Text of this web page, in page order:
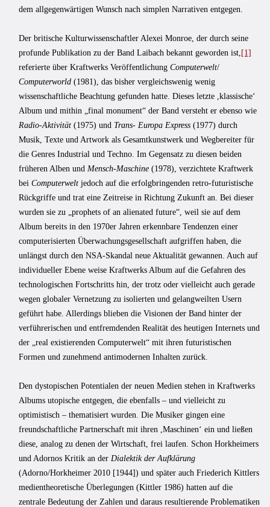
dem allgegenwärtigen Wunsch nach simplen Narrativen entgegen.
Der britische Kulturwissenschaftler Alexei Monroe, der durch seine
profunde Publikation zu der Band Laibach bekannt geworden ist, [1]
referierte über Kraftwerks Veröffentlichung Computerwelt/
Computerworld (1981), das bisher vergleichswenig wenig
wissenschaftliche Beachtung gefunden hatte. Dieses letzte ,klassischeʻ
Album und mithin „final monument“ der Band versteht er ebenso wie
Radio-Aktivität (1975) und Trans- Europa Express (1977) durch
Musik, Texte und Artwork als Gesamtkunstwerk und Wegbereiter für
die Genres Industrial und Techno. Im Gegensatz zu diesen beiden
früheren Alben und Mensch-Maschine (1978), verzichtete Kraftwerk
bei Computerwelt jedoch auf die erfolgbringenden retro-futuristische
Rückgriffe und trat eine Zeitreise in Richtung Zukunft an. Bei dieser
wurden sie zu „prophets of an alienated future“, weil sie auf dem
Album bereits in den 1970er Jahren erkennbare Tendenzen einer
computerisierten Überwachungsgesellschaft aufgriffen haben, die
unlängst durch den NSA-Skandal neue Aktualität gewannen. Auch auf
individueller Ebene weise Kraftwerks Album auf die Gefahren des
technologischen Fortschritts hin, der trotz oder vielleicht auch gerade
wegen globaler Vernetzung zu isolierten und gelangweilten Usern
geführt habe. Allerdings blieben die Visionen der Band hinter der
verführerischen und entfremdenden Realität des heutigen Internets und
der „real existierenden Computerwelt“ mit ihren futuristischen
Formen und zunehmend antimodernen Inhalten zurück.
Den dystopischen Potentialen der neuen Medien stehen in Kraftwerks
Albums utopische entgegen, die ebenfalls – und vielleicht zu
optimistisch – thematisiert wurden. Die Musiker gingen eine
freundschaftliche Partnerschaft mit ihren ,Maschinenʻ ein und ließen
diese, analog zu denen der Wirtschaft, frei laufen. Schon Horkheimers
und Adornos Kritik an der Dialektik der Aufklärung
(Adorno/Horkheimer 2010 [1944]) und später auch Friederich Kittlers
medientheoretische Überlegungen (Kittler 1986) hatten auf die
zentrale Bedeutung der Zahlen und daraus resultierende Problematiken